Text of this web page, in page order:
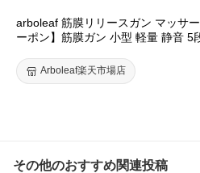
arboleaf 筋膜リリースガン マッサ
ーポン】筋膜ガン 小型 軽量 静音 5
肉痛緩和 一年保証
Arboleaf楽天市場店
その他のおすすめ関連投稿